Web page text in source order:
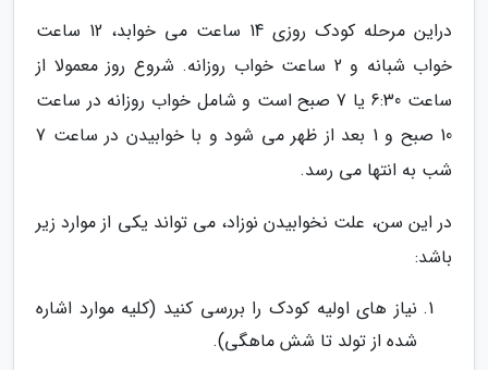
دراین مرحله کودک روزی 14 ساعت می خوابد، 12 ساعت
خواب شبانه و 2 ساعت خواب روزانه. شروع روز معمولا از
ساعت 6:30 یا 7 صبح است و شامل خواب روزانه در ساعت
10 صبح و 1 بعد از ظهر می شود و با خوابیدن در ساعت 7
شب به انتها می رسد.
در این سن، علت نخوابیدن نوزاد، می تواند یکی از موارد زیر
باشد:
نیاز های اولیه کودک را بررسی کنید (کلیه موارد اشاره
شده از تولد تا شش ماهگی).